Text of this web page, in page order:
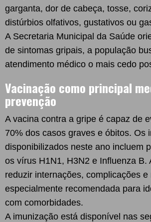
garganta, dor de cabeça, tosse,
distúrbios olfativos, gustativos ou
A Secretaria Municipal da Saúde
de sintomas gripais, a população
atendimento médico o mais cedo
Vacinação como principal
prevenção
A vacina contra a gripe é capaz de
70% dos casos graves e óbitos. Os
disponibilizados neste ano incluem
os vírus H1N1, H3N2 e Influenza B.
reduzir internações, complicações
especialmente recomendada para
com comorbidades.
A imunização está disponível nas